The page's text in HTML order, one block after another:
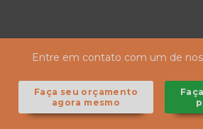
Entre em contato com um de
Faça seu orçamento
agora mesmo